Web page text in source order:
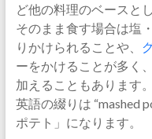
ど他の料理のベースと
そのまま食す場合は塩
りかけられることや、
ーをかけることが多く
加えることもあります。
英語の綴りは “mashed
ポテト」になります。